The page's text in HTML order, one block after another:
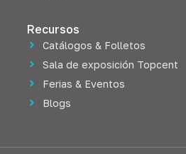
Recursos
Catálogos & Folletos
Sala de exposición Topcent
Ferias & Eventos
Blogs